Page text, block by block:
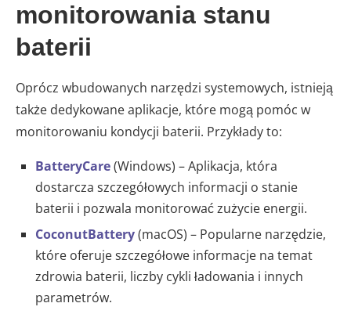
monitorowania stanu
baterii
Oprócz wbudowanych narzędzi systemowych, istnieją
także dedykowane aplikacje, które mogą pomóc w
monitorowaniu kondycji baterii. Przykłady to:
BatteryCare(Windows) – Aplikacja, która
dostarcza szczegółowych informacji o stanie
baterii i pozwala monitorować zużycie energii.
CoconutBattery(macOS) – Popularne narzędzie,
które oferuje szczegółowe informacje na temat
zdrowia baterii, liczby cykli ładowania i innych
parametrów.